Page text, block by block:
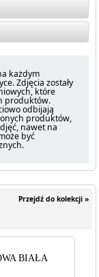
każdym
Zdjęcia zostały
które
produktów.
odbijają
produktów,
nawet na
być
Przejdź do kolekcji »
BIAŁA